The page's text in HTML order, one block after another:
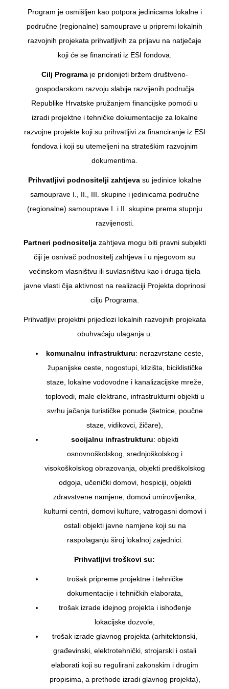
Program je osmišljen kao potpora jedinicama lokalne i
područne (regionalne) samouprave u pripremi lokalnih
razvojnih projekata prihvatljivih za prijavu na natječaje
koji će se financirati iz ESI fondova.
Cilj Programa je pridonijeti bržem društveno-
gospodarskom razvoju slabije razvijenih područja
Republike Hrvatske pružanjem financijske pomoći u
izradi projektne i tehničke dokumentacije za lokalne
razvojne projekte koji su prihvatljivi za financiranje iz ESI
fondova i koji su utemeljeni na strateškim razvojnim
dokumentima.
Prihvatljivi podnositelji zahtjeva su jedinice lokalne
samouprave I., II., III. skupine i jedinicama područne
(regionalne) samouprave I. i II. skupine prema stupnju
razvijenosti.
Partneri podnositeljazahtjeva mogu biti pravni subjekti
čiji je osnivač podnositelj zahtjeva i u njegovom su
većinskom vlasništvu ili suvlasništvu kao i druga tijela
javne vlasti čija aktivnost na realizaciji Projekta doprinosi
cilju Programa.
Prihvatljivi projektni prijedlozi lokalnih razvojnih projekata
obuhvaćaju ulaganja u:
komunalnu infrastrukturu: nerazvrstane ceste,
županijske ceste, nogostupi, klizišta, biciklističke
staze, lokalne vodovodne i kanalizacijske mreže,
toplovodi, male elektrane, infrastrukturni objekti u
svrhu jačanja turističke ponude (šetnice, poučne
staze, vidikovci, žičare),
socijalnu infrastrukturu: objekti
osnovnoškolskog, srednjoškolskog i
visokoškolskog obrazovanja, objekti predškolskog
odgoja, učenički domovi, hospiciji, objekti
zdravstvene namjene, domovi umirovljenika,
kulturni centri, domovi kulture, vatrogasni domovi i
ostali objekti javne namjene koji su na
raspolaganju široj lokalnoj zajednici.
Prihvatljivi troškovi su:
trošak pripreme projektne i tehničke
dokumentacije i tehničkih elaborata,
trošak izrade idejnog projekta i ishođenje
lokacijske dozvole,
trošak izrade glavnog projekta (arhitektonski,
građevinski, elektrotehnički, strojarski i ostali
elaborati koji su regulirani zakonskim i drugim
propisima, a prethode izradi glavnog projekta),